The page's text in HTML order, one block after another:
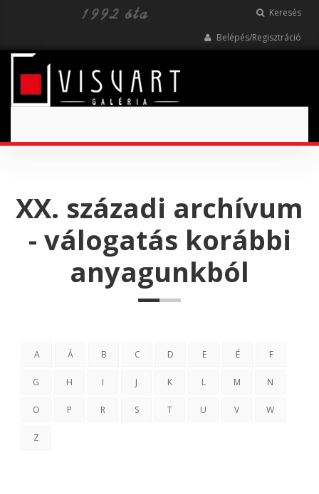
Keresés
Belépés/Regisztráció
XX. századi archívum
- válogatás korábbi
anyagunkból
A Á B C D E É F
G H I J K L M N
O P R S T U V W
Z